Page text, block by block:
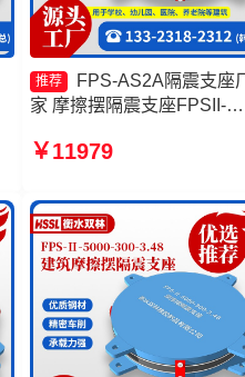
推荐
FPS-AS2A隔震支座
家 摩擦摆隔震支座FPSII-
震支座FPSII-5000-400-
Ⅱ-2000-500-3.8生产厂家
￥11979